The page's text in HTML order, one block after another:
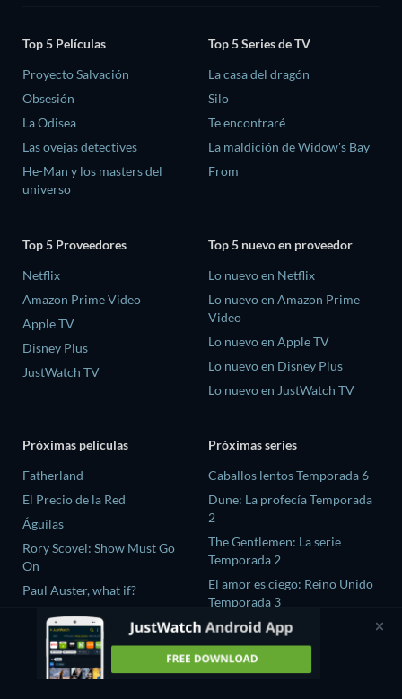
Top 5 Películas
Proyecto Salvación
Obsesión
La Odisea
Las ovejas detectives
He-Man y los masters del
universo
Top 5 Series de TV
La casa del dragón
Silo
Te encontraré
La maldición de Widow's Bay
From
Top 5 Proveedores
Netflix
Amazon Prime Video
Apple TV
Disney Plus
JustWatch TV
Top 5 nuevo en proveedor
Lo nuevo en Netflix
Lo nuevo en Amazon Prime
Video
Lo nuevo en Apple TV
Lo nuevo en Disney Plus
Lo nuevo en JustWatch TV
Próximas películas
Fatherland
El Precio de la Red
Águilas
Rory Scovel: Show Must Go
On
Paul Auster, what if?
Próximas series
Caballos lentos Temporada 6
Dune: La profecía Temporada
2
The Gentlemen: La serie
Temporada 2
El amor es ciego: Reino Unido
Temporada 3
The Chosen In The Wild with
Bear Grylls Temporada 1